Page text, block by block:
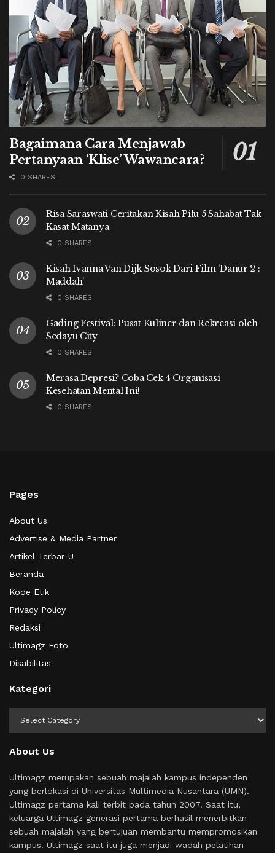
Bagaimana Cara Menjawab
Pertanyaan ‘Klise’ Wawancara?
0 SHARES
Risa Saraswati Ceritakan Kisah Pilu 5 Sahabat Tak
Kasat Matanya
0 SHARES
Kisah Ivanna Van Dijk Sosok Dari Film ‘Danur 2 :
Maddah’
0 SHARES
Gading Festival: Pusat Kuliner dan Rekreasi oleh
Sedayu City
0 SHARES
Merasa Depresi? Coba Cek 4 Organisasi
Kesehatan Mental Ini!
0 SHARES
Pages
About Us
Advertise & Media Partner
Artikel Terbar-U
Beranda
Kode Etik
Privacy Policy
Redaksi
Ultimagz Foto
Disabilitas
Kategori
About Us
Ultimagz merupakan sebuah majalah kampus independen
yang berlokasi di Universitas Multimedia Nusantara (UMN).
Ultimagz pertama kali terbit pada tahun 2007. Saat itu,
keluarga Ultimagz generasi pertama berhasil menerbitkan
sebuah majalah yang bertujuan membantu mempromosikan
kampus. Ultimagz saat itu juga menjadi wadah pelatihan